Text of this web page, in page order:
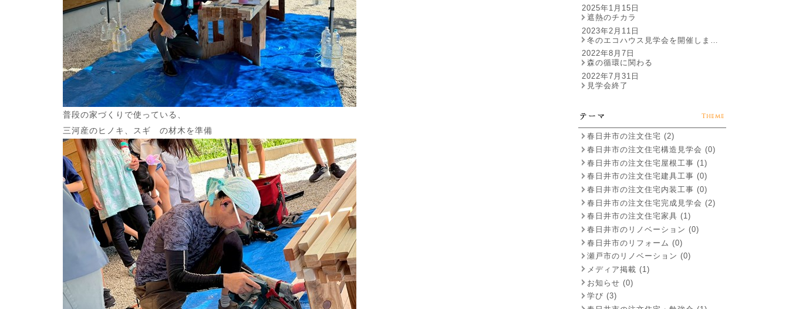
普段の家づくりで使っている、
三河産のヒノキ、スギ の材木を準備
2025年1月15日
遮熱のチカラ
2023年2月11日
冬のエコハウス見学会を開催しま…
2022年8月7日
森の循環に関わる
2022年7月31日
見学会終了
春日井市の注文住宅 (2)
春日井市の注文住宅構造見学会 (0)
春日井市の注文住宅屋根工事 (1)
春日井市の注文住宅建具工事 (0)
春日井市の注文住宅内装工事 (0)
春日井市の注文住宅完成見学会 (2)
春日井市の注文住宅家具 (1)
春日井市のリノベーション (0)
春日井市のリフォーム (0)
瀬戸市のリノベーション (0)
メディア掲載 (1)
お知らせ (0)
学び (3)